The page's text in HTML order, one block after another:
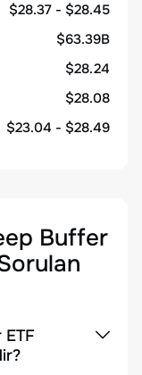
$28.37 - $28.45
$63.39B
$28.24
$28.08
$23.04 - $28.49
Buffer